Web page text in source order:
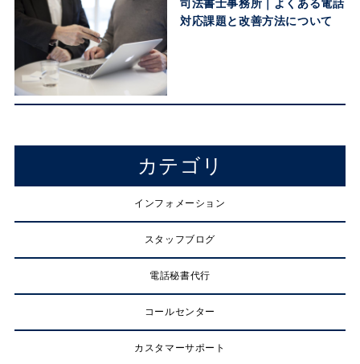
司法書士事務所｜よくある電話
対応課題と改善方法について
カテゴリ
インフォメーション
スタッフブログ
電話秘書代行
コールセンター
カスタマーサポート